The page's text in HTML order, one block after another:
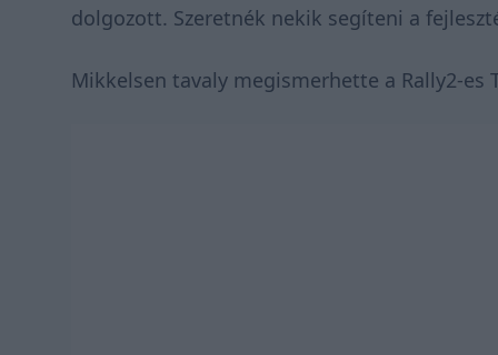
dolgozott. Szeretnék nekik segíteni a
Mikkelsen tavaly megismerhette a Rally2-es